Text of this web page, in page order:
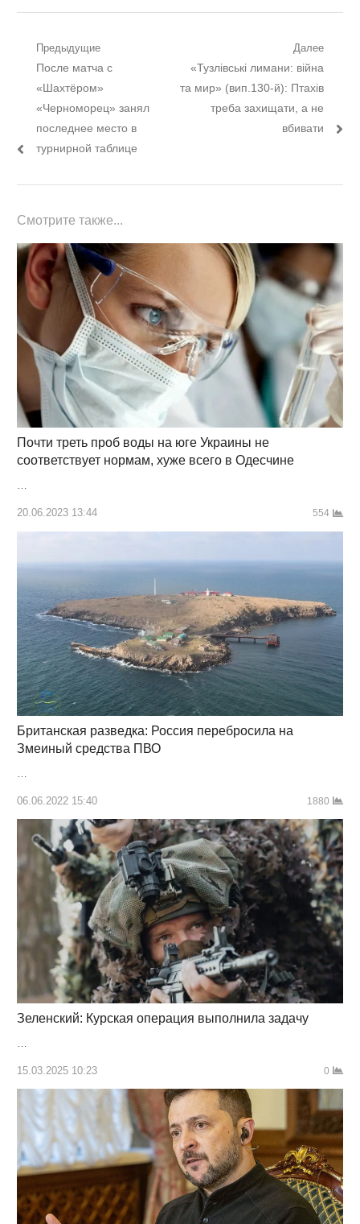
Навигация
записям
Предыдущие
Предыдущий
пост:
После матча с
«Шахтёром»
«Черноморец» занял
последнее место в
турнирной таблице
Далее
Следующий
пост:
«Тузлівські лимани: війна
та мир» (вип.130-й): Птахів
треба захищати, а не
вбивати
Смотрите также...
Почти треть проб воды на юге Украины не
соответствует нормам, хуже всего в Одесчине
…
20.06.2023 13:44 554
Британская разведка: Россия перебросила на
Змеиный средства ПВО
06.06.2022 15:40 1880
Зеленский: Курская операция выполнила задачу
15.03.2025 10:23 0